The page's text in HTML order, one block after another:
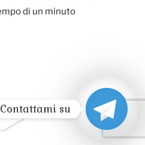
Contattami su